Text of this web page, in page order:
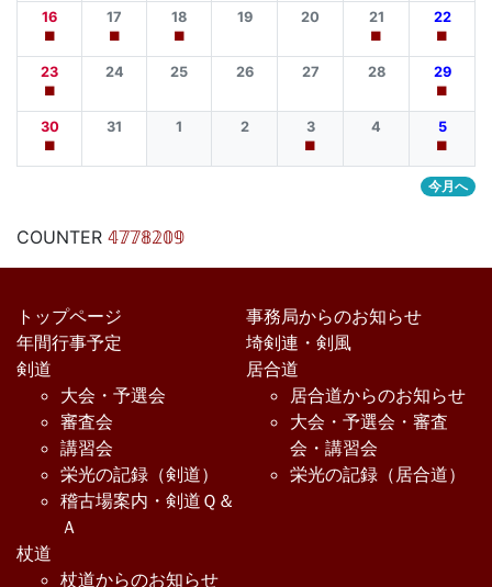
16
■
17
■
18
■
19 20 21
■
22
■
23
■
24 25 26 27 28 29
■
30
■
31 1 2 3
■
4 5
■
今月へ
COUNTER 𝟜𝟟𝟟𝟠𝟚𝟘𝟡
トップページ
事務局からのお知らせ
年間行事予定
埼剣連・剣風
剣道
大会・予選会
審査会
講習会
栄光の記録（剣道）
稽古場案内・剣道Ｑ＆
Ａ
居合道
居合道からのお知らせ
大会・予選会・審査
会・講習会
栄光の記録（居合道）
杖道
杖道からのお知らせ